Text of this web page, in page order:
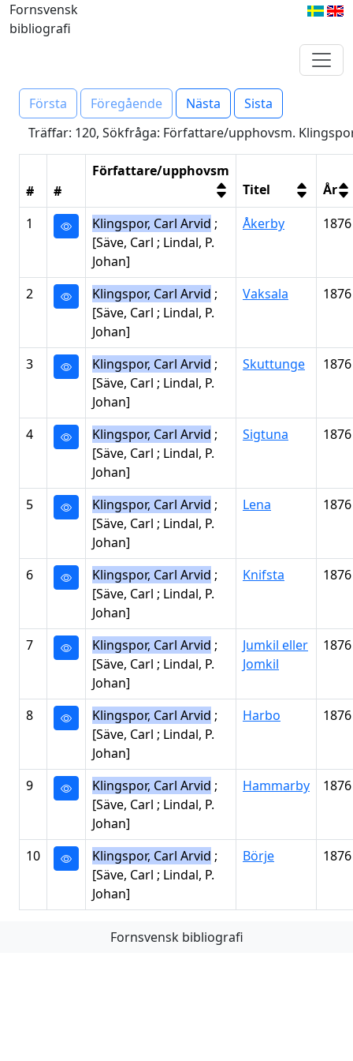
Fornsvensk
bibliografi
Första Föregående Nästa
Sista
Träffar: 120, Sökfråga: Författare/upphovsm.
# #
Författare/upphovsm
Titel
År
1
Klingspor, Carl Arvid ;
[Säve, Carl ; Lindal, P.
Johan]
Åkerby 1876
2 Klingspor, Carl Arvid ;
[Säve, Carl ; Lindal, P.
Johan]
Vaksala 1876
3 Klingspor, Carl Arvid ;
[Säve, Carl ; Lindal, P.
Johan]
Skuttunge 1876
4 Klingspor, Carl Arvid ;
[Säve, Carl ; Lindal, P.
Johan]
Sigtuna 1876
5 Klingspor, Carl Arvid ;
[Säve, Carl ; Lindal, P.
Johan]
Lena 1876
6 Klingspor, Carl Arvid ;
[Säve, Carl ; Lindal, P.
Johan]
Knifsta 1876
7 Klingspor, Carl Arvid ;
[Säve, Carl ; Lindal, P.
Johan]
Jumkil eller
Jomkil
1876
8 Klingspor, Carl Arvid ;
[Säve, Carl ; Lindal, P.
Johan]
Harbo 1876
9 Klingspor, Carl Arvid ;
[Säve, Carl ; Lindal, P.
Johan]
Hammarby 1876
10 Klingspor, Carl Arvid ;
[Säve, Carl ; Lindal, P.
Johan]
Börje 1876
Föregående Nästa
Fornsvensk bibliografi